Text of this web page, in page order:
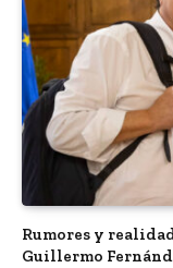
Rumores y
Guillermo